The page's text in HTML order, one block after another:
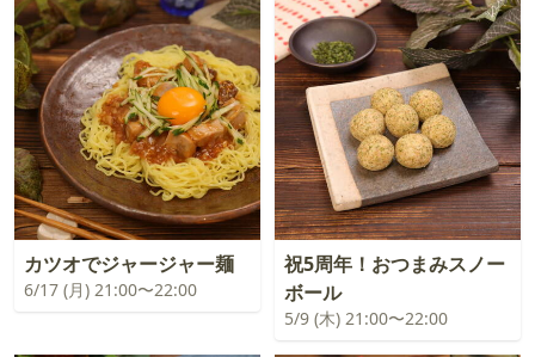
カツオでジャージャー麺
6/17 (月) 21:00〜22:00
祝5周年！おつまみスノー
ボール
5/9 (木) 21:00〜22:00